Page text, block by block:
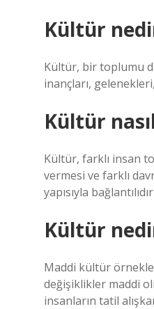
Kültür
Kültür, bir toplumu
inançları,
Kültür
Kültür, farklı insan
vermesi ve farklı
yapısıyla
Kültür
Maddi kültür
değişiklikler maddi
insanların tatil